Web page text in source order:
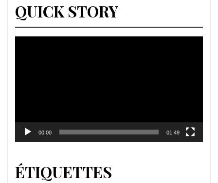
QUICK STORY
00:00 01:49
ÉTIQUETTES